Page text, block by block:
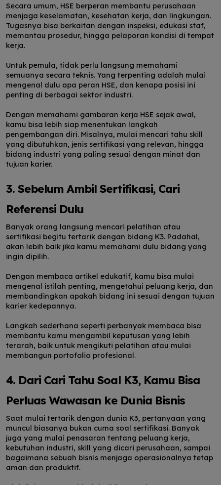
Secara umum, HSE berperan membantu perusahaan
menjaga keselamatan, kesehatan kerja, dan lingkungan.
Tugasnya bisa berkaitan dengan inspeksi, edukasi staf,
memantau prosedur, hingga pelaporan kondisi di tempat
kerja.
Untuk pemula, tidak perlu langsung memahami
semuanya secara teknis. Yang terpenting adalah mulai
mengenal dulu apa peran HSE, dan kenapa posisi ini
penting di berbagai sektor industri.
Dengan memahami gambaran kerja HSE sejak awal,
kamu bisa lebih siap menentukan langkah
pengembangan diri. Misalnya, mulai mencari tahu skill
yang dibutuhkan, jenis sertifikasi yang relevan, hingga
bidang industri yang paling sesuai dengan minat dan
tujuan karier.
3. Sebelum Ambil Sertifikasi, Cari
Referensi Dulu
Banyak orang langsung mencari pelatihan atau
sertifikasi begitu tertarik dengan bidang K3. Padahal,
akan lebih baik jika kamu memahami dulu bidang yang
ingin dipilih.
Dengan membaca artikel edukatif, kamu bisa mulai
mengenal istilah penting, mengetahui peluang kerja, dan
membandingkan apakah bidang ini sesuai dengan tujuan
karier kedepannya.
Langkah sederhana seperti perbanyak membaca bisa
membantu kamu mengambil keputusan yang lebih
terarah, baik untuk mengikuti pelatihan atau mulai
membangun portofolio profesional.
4. Dari Cari Tahu Soal K3, Kamu Bisa
Perluas Wawasan ke Dunia Bisnis
Saat mulai tertarik dengan dunia K3, pertanyaan yang
muncul biasanya bukan cuma soal sertifikasi. Banyak
juga yang mulai penasaran tentang peluang kerja,
kebutuhan industri, skill yang dicari perusahaan, sampai
bagaimana sebuah bisnis menjaga operasionalnya tetap
aman dan produktif.